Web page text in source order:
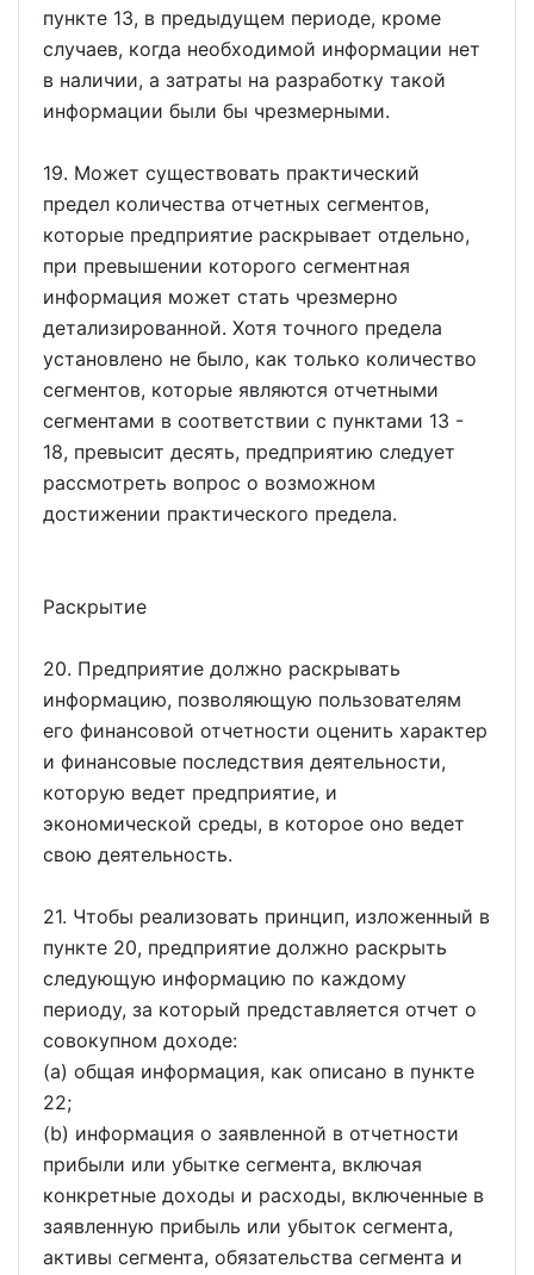
пункте 13, в предыдущем периоде, кроме
случаев, когда необходимой информации нет
в наличии, а затраты на разработку такой
информации были бы чрезмерными.
19. Может существовать практический
предел количества отчетных сегментов,
которые предприятие раскрывает отдельно,
при превышении которого сегментная
информация может стать чрезмерно
детализированной. Хотя точного предела
установлено не было, как только количество
сегментов, которые являются отчетными
сегментами в соответствии с пунктами 13 -
18, превысит десять, предприятию следует
рассмотреть вопрос о возможном
достижении практического предела.
Раскрытие
20. Предприятие должно раскрывать
информацию, позволяющую пользователям
его финансовой отчетности оценить характер
и финансовые последствия деятельности,
которую ведет предприятие, и
экономической среды, в которое оно ведет
свою деятельность.
21. Чтобы реализовать принцип, изложенный в
пункте 20, предприятие должно раскрыть
следующую информацию по каждому
периоду, за который представляется отчет о
совокупном доходе:
(a) общая информация, как описано в пункте
22;
(b) информация о заявленной в отчетности
прибыли или убытке сегмента, включая
конкретные доходы и расходы, включенные в
заявленную прибыль или убыток сегмента,
активы сегмента, обязательства сегмента и